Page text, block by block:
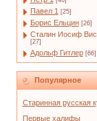
Павел 1 [25]
Борис Ельцин [26]
Сталин Иосиф
[27]
Адольф Гитлер [66]
Популярное
Старинная русская
Первые халифы